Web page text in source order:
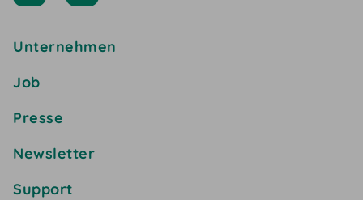
Unternehmen
Job
Presse
Newsletter
Support